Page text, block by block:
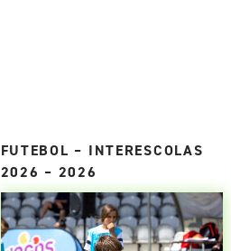
FUTEBOL – INTERESCOLAS
2026 – 2026